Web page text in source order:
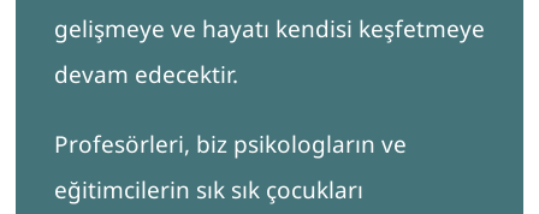
gelişmeye ve hayatı kendisi keşfetmeye
devam edecektir.
Profesörleri, biz psikologların ve
eğitimcilerin sık sık çocukları